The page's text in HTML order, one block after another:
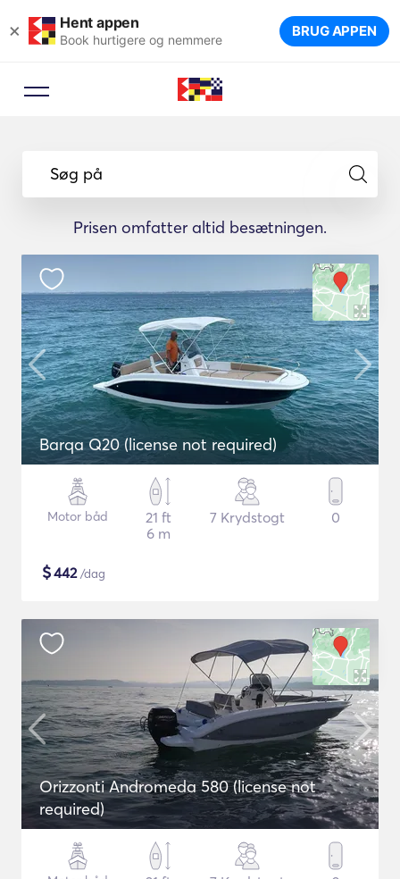
× Hent appen
Book hurtigere og nemmere BRUG APPEN
Søg på
Prisen omfatter altid besætningen.
Barqa Q20 (license not required)
Motor båd
21 ft
6 m
7 Krydstogt 0
$442/dag
Orizzonti Andromeda 580 (license not
required)